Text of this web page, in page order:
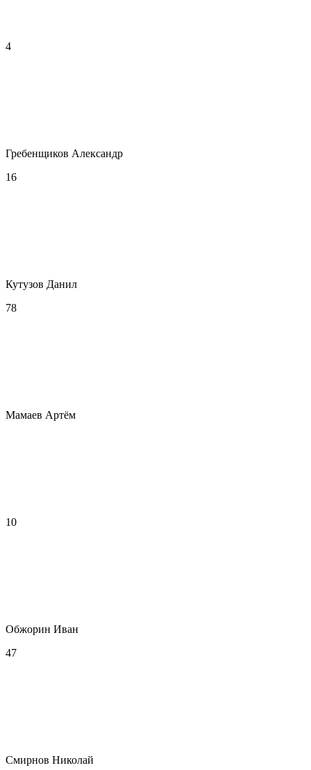
4
Гребенщиков Александр
16
Кутузов Данил
78
Мамаев Артём
10
Обжорин Иван
47
Смирнов Николай